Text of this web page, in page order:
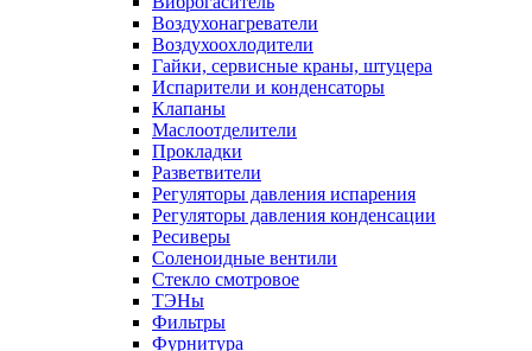
Воздухонагреватели
Воздухоохлодители
Гайки, сервисные краны, штуцера
Испарители и конденсаторы
Клапаны
Маслоотделители
Прокладки
Разветвители
Регуляторы давления испарения
Регуляторы давления конденсации
Ресиверы
Соленоидные вентили
Стекло смотровое
ТЭНы
Фильтры
Фурнитура